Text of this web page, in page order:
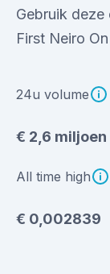
Gebruik
First Neiro
24u volume
€ 2,6 miljoen
All time high
€ 0,002839